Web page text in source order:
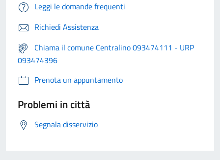
Leggi le domande frequenti
Richiedi Assistenza
Chiama il comune Centralino 093474111 - URP
093474396
Prenota un appuntamento
Problemi in città
Segnala disservizio